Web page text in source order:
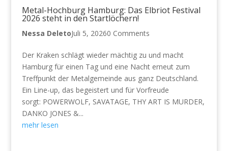
Metal-Hochburg Hamburg: Das Elbriot Festival
2026 steht in den Startlöchern!
Nessa DeletoJuli 5, 20260 Comments
Der Kraken schlägt wieder mächtig zu und macht
Hamburg für einen Tag und eine Nacht erneut zum
Treffpunkt der Metalgemeinde aus ganz Deutschland.
Ein Line-up, das begeistert und für Vorfreude
sorgt: POWERWOLF, SAVATAGE, THY ART IS MURDER,
DANKO JONES &...
mehr lesen